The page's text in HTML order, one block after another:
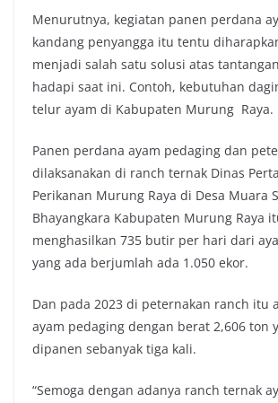
Menurutnya, kegiatan panen perdana
kandang penyangga itu tentu
menjadi salah satu solusi atas
hadapi saat ini. Contoh, kebutuhan
telur ayam di Kabupaten Murung Raya.
Panen perdana ayam pedaging dan
dilaksanakan di ranch ternak Dinas
Perikanan Murung Raya di Desa Muara
Bhayangkara Kabupaten Murung Raya
menghasilkan 735 butir per hari dari
yang ada berjumlah ada 1.050 ekor.
Dan pada 2023 di peternakan ranch itu
ayam pedaging dengan berat 2,606 ton
dipanen sebanyak tiga kali.
“Semoga dengan adanya ranch ternak